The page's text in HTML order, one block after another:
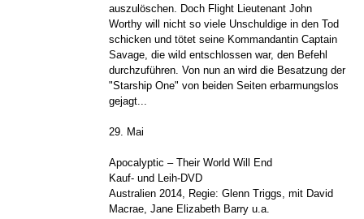
auszulöschen. Doch Flight Lieutenant John
Worthy will nicht so viele Unschuldige in den Tod
schicken und tötet seine Kommandantin Captain
Savage, die wild entschlossen war, den Befehl
durchzuführen. Von nun an wird die Besatzung der
"Starship One" von beiden Seiten erbarmungslos
gejagt...
29. Mai
Apocalyptic – Their World Will End
Kauf- und Leih-DVD
Australien 2014, Regie: Glenn Triggs, mit David
Macrae, Jane Elizabeth Barry u.a.